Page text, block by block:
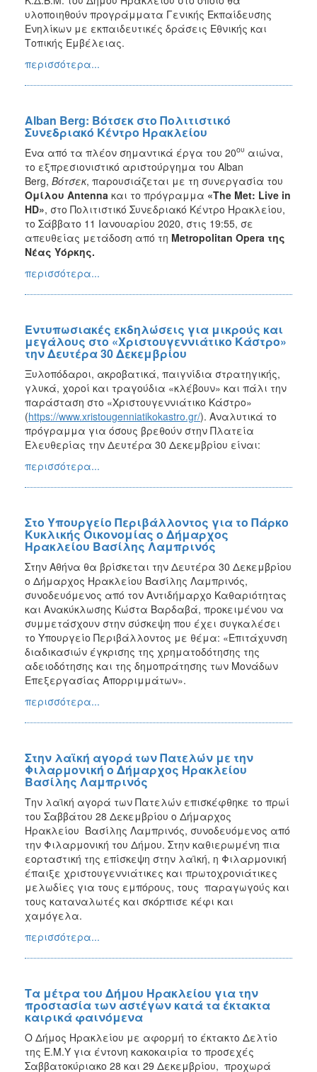
υλοποιηθούν προγράμματα Γενικής Εκπαίδευσης
Ενηλίκων με εκπαιδευτικές δράσεις Εθνικής και
Τοπικής Εμβέλειας.
περισσότερα...
Alban Berg: Βότσεκ στο Πολιτιστικό
Συνεδριακό Κέντρο Ηρακλείου
Ένα από τα πλέον σημαντικά έργα του 20ου αιώνα,
το εξπρεσιονιστικό αριστούργημα του Alban
Berg, Βότσεκ, παρουσιάζεται με τη συνεργασία του
Ομίλου Antenna και το πρόγραμμα «The Met: Live in
HD», στο Πολιτιστικό Συνεδριακό Κέντρο Ηρακλείου,
το Σάββατο 11 Ιανουαρίου 2020, στις 19:55, σε
απευθείας μετάδοση από τη Metropolitan Opera της
Νέας Υόρκης.
περισσότερα...
Εντυπωσιακές εκδηλώσεις για μικρούς και
μεγάλους στο «Χριστουγεννιάτικο Κάστρο»
την Δευτέρα 30 Δεκεμβρίου
Ξυλοπόδαροι, ακροβατικά, παιγνίδια στρατηγικής,
γλυκά, χοροί και τραγούδια «κλέβουν» και πάλι την
παράσταση στο «Χριστουγεννιάτικο Κάστρο»
(https://www.xristougenniatikokastro.gr/). Αναλυτικά το
πρόγραμμα για όσους βρεθούν στην Πλατεία
Ελευθερίας την Δευτέρα 30 Δεκεμβρίου είναι:
περισσότερα...
Στο Υπουργείο Περιβάλλοντος για το Πάρκο
Κυκλικής Οικονομίας ο Δήμαρχος
Ηρακλείου Βασίλης Λαμπρινός
Στην Αθήνα θα βρίσκεται την Δευτέρα 30 Δεκεμβρίου
ο Δήμαρχος Ηρακλείου Βασίλης Λαμπρινός,
συνοδευόμενος από τον Αντιδήμαρχο Καθαριότητας
και Ανακύκλωσης Κώστα Βαρδαβά, προκειμένου να
συμμετάσχουν στην σύσκεψη που έχει συγκαλέσει
το Υπουργείο Περιβάλλοντος με θέμα: «Επιτάχυνση
διαδικασιών έγκρισης της χρηματοδότησης της
αδειοδότησης και της δημοπράτησης των Μονάδων
Επεξεργασίας Απορριμμάτων».
περισσότερα...
Στην λαϊκή αγορά των Πατελών με την
Φιλαρμονική ο Δήμαρχος Ηρακλείου
Βασίλης Λαμπρινός
Την λαϊκή αγορά των Πατελών επισκέφθηκε το πρωί
του Σαββάτου 28 Δεκεμβρίου ο Δήμαρχος
Ηρακλείου Βασίλης Λαμπρινός, συνοδευόμενος από
την Φιλαρμονική του Δήμου. Στην καθιερωμένη πια
εορταστική της επίσκεψη στην λαϊκή, η Φιλαρμονική
έπαιξε χριστουγεννιάτικες και πρωτοχρονιάτικες
μελωδίες για τους εμπόρους, τους παραγωγούς και
τους καταναλωτές και σκόρπισε κέφι και
χαμόγελα.
περισσότερα...
Τα μέτρα του Δήμου Ηρακλείου για την
προστασία των αστέγων κατά τα έκτακτα
καιρικά φαινόμενα
Ο Δήμος Ηρακλείου με αφορμή το έκτακτο Δελτίο
της Ε.Μ.Υ για έντονη κακοκαιρία το προσεχές
Σαββατοκύριακο 28 και 29 Δεκεμβρίου, προχωρά